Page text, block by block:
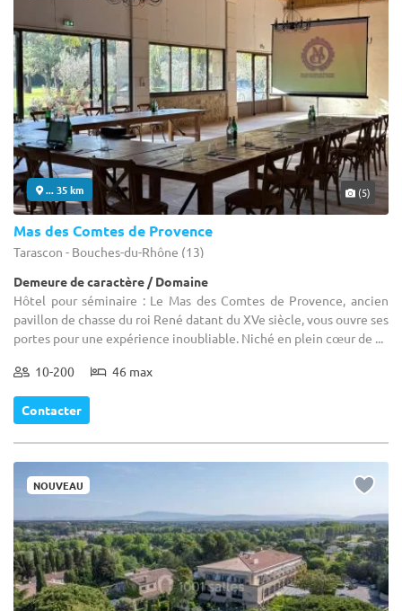
... 35 km (5)
Mas des Comtes de Provence
Tarascon - Bouches-du-Rhône (13)
Demeure de caractère / Domaine
Hôtel pour séminaire : Le Mas des Comtes de Provence, ancien
pavillon de chasse du roi René datant du XVe siècle, vous ouvre ses
portes pour une expérience inoubliable. Niché en plein cœur de ...
10-200 46 max
Contacter
NOUVEAU